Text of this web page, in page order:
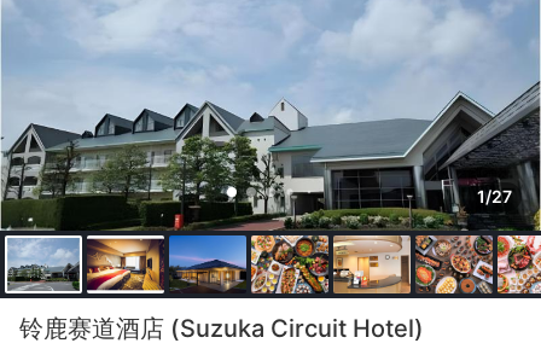
1/27
铃鹿赛道酒店 (Suzuka Circuit Hotel)